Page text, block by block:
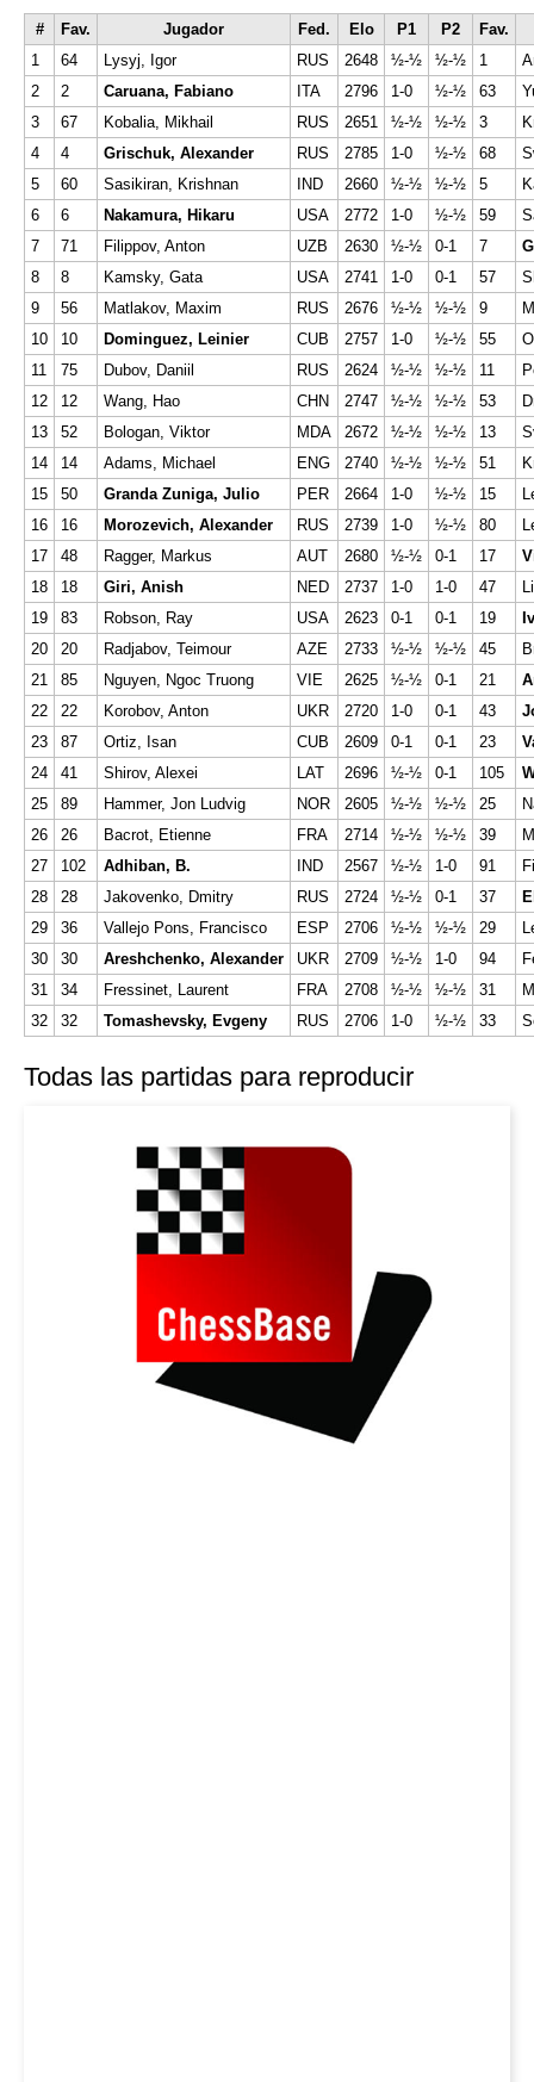
# Fav. Jugador Fed. Elo P1 P2
Fav.
1
64 Lysyj, Igor RUS 2648 ½-½ ½-½ 1
2
2 Caruana, Fabiano ITA 2796 1-0 ½-½ 63
3
67 Kobalia, Mikhail RUS 2651 ½-½ ½-½ 3
4
4 Grischuk, Alexander RUS 2785 1-0 ½-½ 68
5
60 Sasikiran, Krishnan IND 2660 ½-½ ½-½ 5
6
6 Nakamura, Hikaru USA 2772 1-0 ½-½ 59
7
71 Filippov, Anton UZB 2630 ½-½ 0-1 7
8
8 Kamsky, Gata USA 2741 1-0 0-1 57
9
56 Matlakov, Maxim RUS 2676 ½-½ ½-½ 9
10
10 Dominguez, Leinier CUB 2757 1-0 ½-½ 55
11
75 Dubov, Daniil RUS 2624 ½-½ ½-½ 11
12
12 Wang, Hao CHN 2747 ½-½ ½-½ 53
13
52 Bologan, Viktor MDA 2672 ½-½ ½-½ 13
14
14 Adams, Michael ENG 2740 ½-½ ½-½ 51
15
50 Granda Zuniga, Julio PER 2664 1-0 ½-½ 15
16
16 Morozevich, Alexander RUS 2739 1-0 ½-½ 80
17
48 Ragger, Markus AUT 2680 ½-½ 0-1 17
18
18 Giri, Anish NED 2737 1-0 1-0 47
19
83 Robson, Ray USA 2623 0-1 0-1 19
20
20 Radjabov, Teimour AZE 2733 ½-½ ½-½ 45
21
85 Nguyen, Ngoc Truong VIE 2625 ½-½ 0-1 21
22
22 Korobov, Anton UKR 2720 1-0 0-1 43
23
87 Ortiz, Isan CUB 2609 0-1 0-1 23
24
41 Shirov, Alexei LAT 2696 ½-½ 0-1 105
25
89 Hammer, Jon Ludvig NOR 2605 ½-½ ½-½ 25
26
26 Bacrot, Etienne FRA 2714 ½-½ ½-½ 39
27
102 Adhiban, B. IND 2567 ½-½ 1-0 91
28
28 Jakovenko, Dmitry RUS 2724 ½-½ 0-1 37
29
36 Vallejo Pons, Francisco ESP 2706 ½-½ ½-½ 29
30
30 Areshchenko, Alexander UKR 2709 ½-½ 1-0 94
31
34 Fressinet, Laurent FRA 2708 ½-½ ½-½ 31
32
32 Tomashevsky, Evgeny RUS 2706 1-0 ½-½ 33
Todas las partidas para reproducir